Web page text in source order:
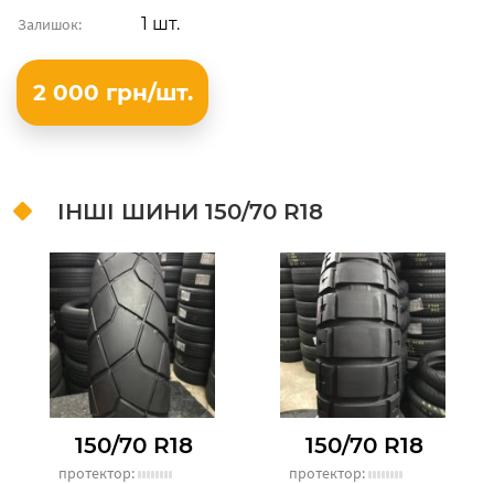
Залишок: 1 шт.
2 000 грн/шт.
ІНШІ ШИНИ 150/70 R18
150/70 R18
протектор:
150/70 R18
протектор: